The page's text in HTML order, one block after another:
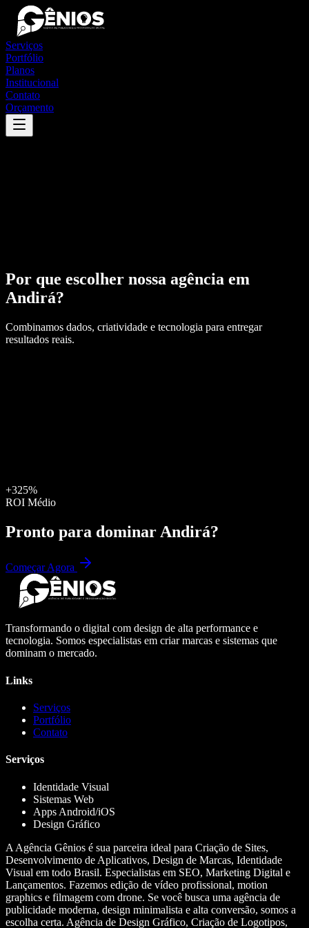
Serviços
Portfólio
Planos
Institucional
Contato
Orçamento
Por que escolher nossa agência em
Andirá?
Combinamos dados, criatividade e tecnologia para entregar
resultados reais.
+325%
ROI Médio
Pronto para dominar Andirá?
Começar Agora
Transformando o digital com design de alta performance e
tecnologia. Somos especialistas em criar marcas e sistemas que
dominam o mercado.
Links
Serviços
Portfólio
Contato
Serviços
Identidade Visual
Sistemas Web
Apps Android/iOS
Design Gráfico
A Agência Gênios é sua parceira ideal para Criação de Sites,
Desenvolvimento de Aplicativos, Design de Marcas, Identidade
Visual em todo Brasil. Especialistas em SEO, Marketing Digital e
Lançamentos. Fazemos edição de vídeo profissional, motion
graphics e filmagem com drone. Se você busca uma agência de
publicidade moderna, design minimalista e alta conversão, somos a
escolha certa. Agência de Design Gráfico, Criação de Logotipos,